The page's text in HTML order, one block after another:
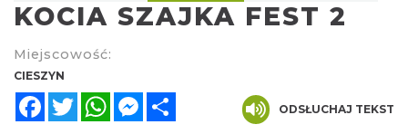
Wystawa: Z ONDRASZKIEM PRZEZ DEKADY
60-lecie Turystycznego Klubu Kolarskiego
KOCIA SZAJKA FEST 2
Miejscowość:
CIESZYN
FacebookTwitterWhatsAppMessenger
ODSŁUCHAJ TEKST